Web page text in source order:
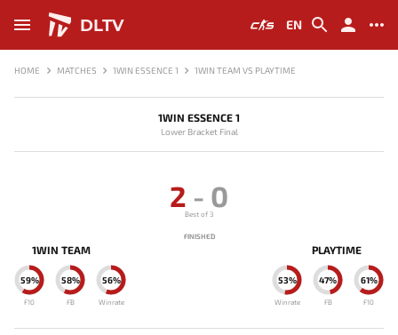
DLTV EN
HOME MATCHES 1WIN ESSENCE 1 1WIN TEAM VS PLAYTIME
1WIN ESSENCE 1
Lower Bracket Final
1WIN TEAM
56%
Winrate
58%
FB
59%
F10
2 - 0
Best of 3
FINISHED
PLAYTIME
53%
Winrate
47%
FB
61%
F10